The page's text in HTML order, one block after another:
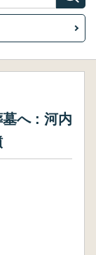
へ : 河内